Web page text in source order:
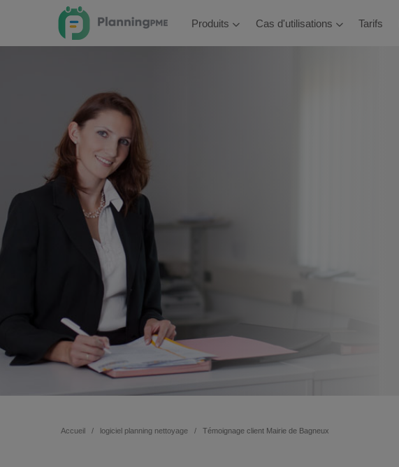
Produits Cas d'utilisations Tarifs
Accueil logiciel planning nettoyage Témoignage client Mairie de Bagneux